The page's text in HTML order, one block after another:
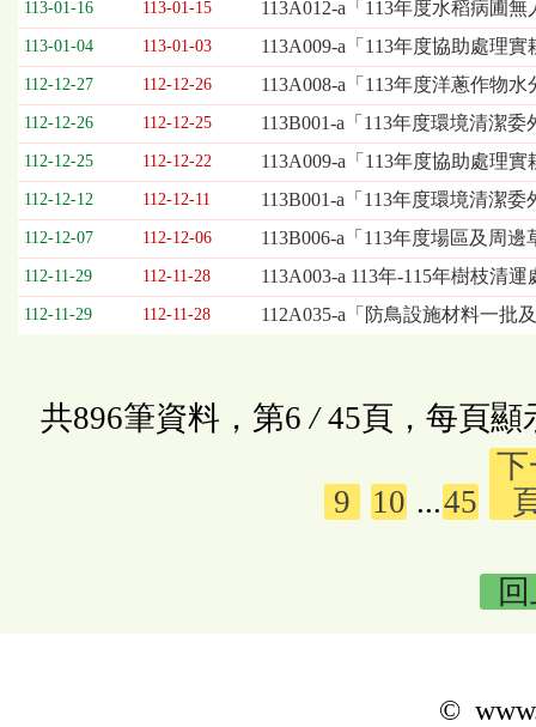
日
期、
公
告
事
項
113-01-16 113-01-15 113A012-a「113年度水稻病圃
113-01-04 113-01-03 113A009-a「113年度協助處理
112-12-27 112-12-26 113A008-a「113年度洋蔥作物
112-12-26 112-12-25 113B001-a「113年度環境清潔
112-12-25 112-12-22 113A009-a「113年度協助處理
112-12-12 112-12-11 113B001-a「113年度環境清潔
112-12-07 112-12-06 113B006-a「113年度場區及周
112-11-29 112-11-28 113A003-a 113年-115年樹枝清
112-11-29 112-11-28 112A035-a「防鳥設施材料一批
共896筆資料，第6 /45頁，每頁顯
9 10 ...45
下
©